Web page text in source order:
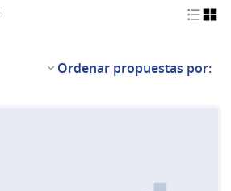
Ordenar propuestas por: